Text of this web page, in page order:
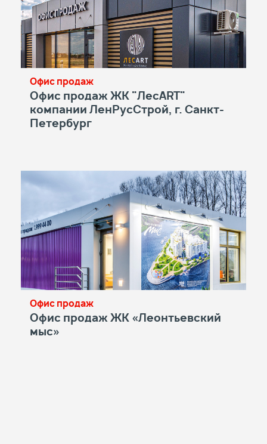
Офис продаж
Офис продаж ЖК "ЛесART"
компании ЛенРусСтрой, г. Санкт-
Петербург
Офис продаж
Офис продаж ЖК «Леонтьевский
мыс»